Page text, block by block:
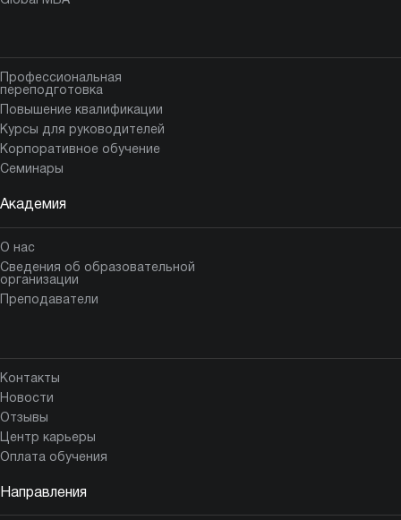
Профессиональная
переподготовка
Повышение квалификации
Курсы для руководителей
Корпоративное обучение
Семинары
Академия
О нас
Сведения об образовательной
организации
Преподаватели
Контакты
Новости
Отзывы
Центр карьеры
Оплата обучения
Направления